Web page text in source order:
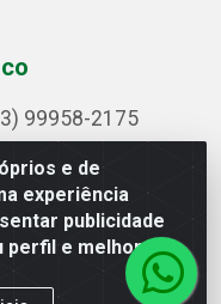
e de
experiência
publicidade
perfil e melhorar a
99958-2175
publicações
Doutor Jorge Hannas,